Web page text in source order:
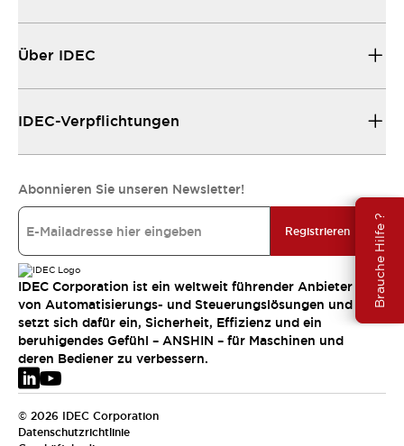
Brauche Hilfe ?
Über IDEC
IDEC-Verpflichtungen
Abonnieren Sie unseren Newsletter!
Registrieren
IDEC Corporation ist ein weltweit führender Anbieter
von Automatisierungs- und Steuerungslösungen und
setzt sich dafür ein, Sicherheit, Effizienz und ein
beruhigendes Gefühl – ANSHIN – für Maschinen und
deren Bediener zu verbessern.
© 2026 IDEC Corporation
Datenschutzrichtlinie